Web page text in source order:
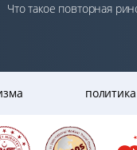
Что такое повторная